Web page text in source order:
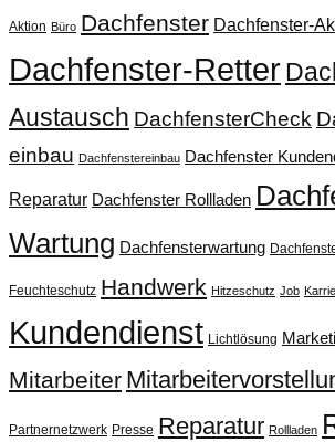
Aktion Büro Dachfenster Dachfenster-
Dachfenster-Retter
Austausch DachfensterCheck
einbau Dachfenstereinbau Dachfenster
Reparatur Dachfenster Rollladen
Wartung Dachfensterwartung
Feuchteschutz Handwerk Hitzeschutz Job
Kundendienst Lichtlösung
Mitarbeiter
Partnernetzwerk Presse Reparatur Rollladen